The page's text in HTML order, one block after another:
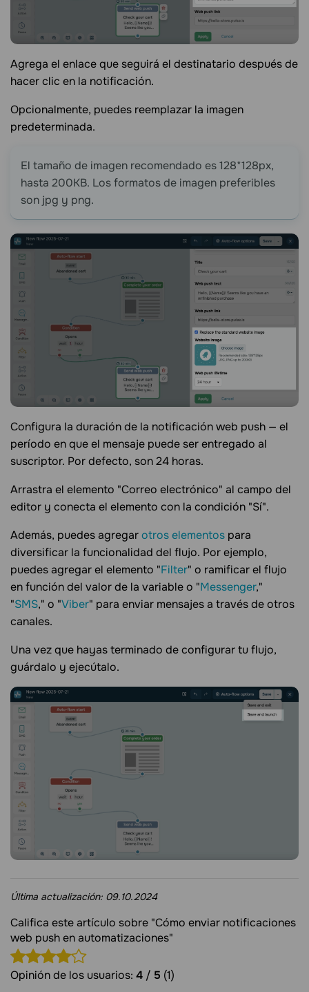
Agrega el enlace que seguirá el destinatario después de
hacer clic en la notificación.
Opcionalmente, puedes reemplazar la imagen
predeterminada.
El tamaño de imagen recomendado es 128*128px,
hasta 200KB. Los formatos de imagen preferibles
son jpg y png.
Configura la duración de la notificación web push — el
período en que el mensaje puede ser entregado al
suscriptor. Por defecto, son 24 horas.
Arrastra el elemento "Correo electrónico" al campo del
editor y conecta el elemento con la condición "Sí".
Además, puedes agregarotros elementos para
diversificar la funcionalidad del flujo. Por ejemplo,
puedes agregar el elemento "Filter" o ramificar el flujo
en función del valor de la variable o "Messenger,"
"SMS," o "Viber" para enviar mensajes a través de otros
canales.
Una vez que hayas terminado de configurar tu flujo,
guárdalo y ejecútalo.
Última actualización: 09.10.2024
Califica este artículo sobre "Cómo enviar notificaciones
web push en automatizaciones"
Opinión de los usuarios: 4 / 5 (1)